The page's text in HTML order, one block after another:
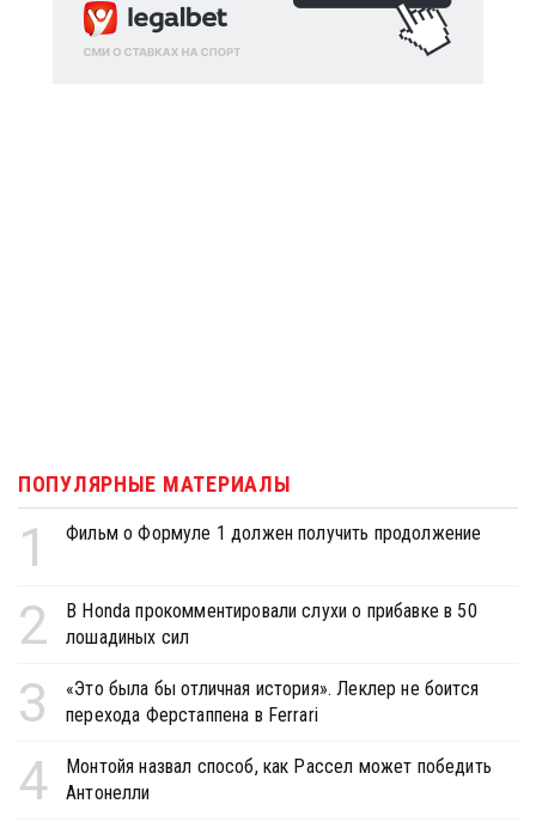
ПОПУЛЯРНЫЕ МАТЕРИАЛЫ
1 Фильм о Формуле 1 должен получить продолжение
2
В Honda прокомментировали слухи о прибавке в 50
лошадиных сил
3
«Это была бы отличная история». Леклер не боится
перехода Ферстаппена в Ferrari
4
Монтойя назвал способ, как Рассел может победить
Антонелли